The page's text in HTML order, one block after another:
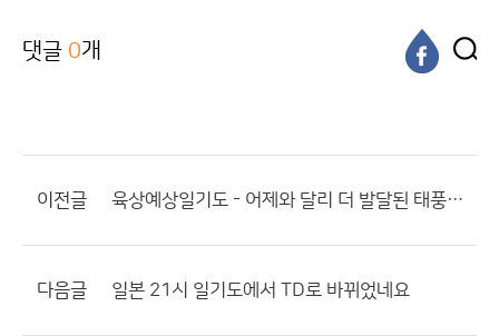
댓글 0개
이전글 육상예상일기도 - 어제와 달리 더 발달된 태풍의 제주도 북상
다음글 일본 21시 일기도에서 TD로 바뀌었네요